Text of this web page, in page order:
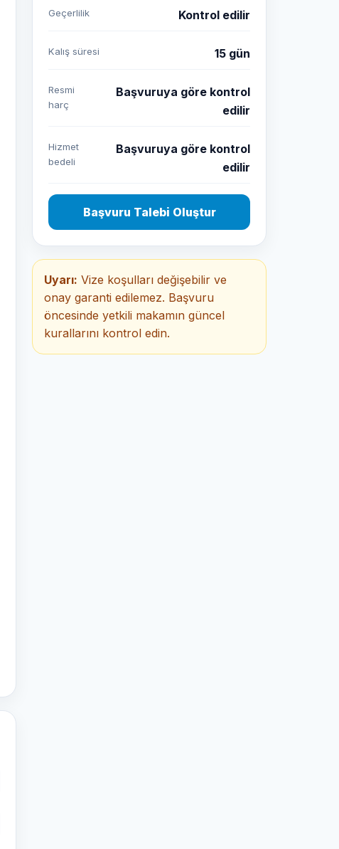
Geçerlilik Kontrol edilir
Kalış süresi 15 gün
Resmi
harç
Başvuruya göre kontrol
edilir
Hizmet
bedeli
Başvuruya göre kontrol
edilir
Başvuru Talebi Oluştur
Uyarı: Vize koşulları değişebilir ve
onay garanti edilemez. Başvuru
öncesinde yetkili makamın güncel
kurallarını kontrol edin.